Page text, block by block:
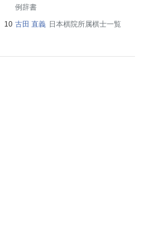
例辞書
古田 直義 日本棋院所属棋士一覧